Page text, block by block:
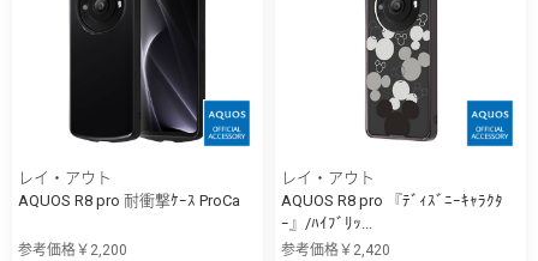
レイ・アウト
AQUOS R8 pro 耐衝撃ｹｰｽ ProCa
参考価格￥2,200
レイ・アウト
AQUOS R8 pro 『ﾃﾞｨｽﾞﾆｰｷｬﾗｸﾀ
ｰ』/ﾊｲﾌﾞﾘｯ...
参考価格￥2,420